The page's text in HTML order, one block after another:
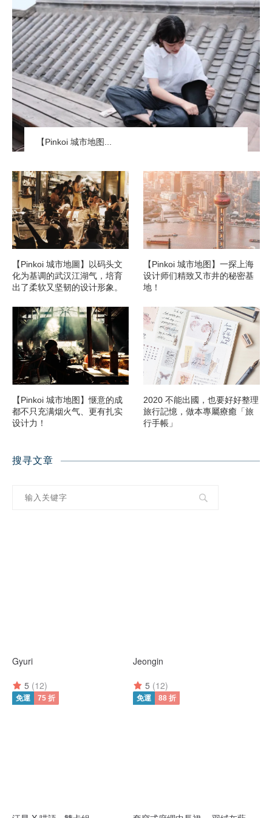
【Pinkoi 城市地图...
【Pinkoi 城市地圖】以码头文
化为基调的武汉江湖气，培育
出了柔软又坚韧的设计形象。
【Pinkoi 城市地图】一探上海
设计师们精致又市井的秘密基
地！
【Pinkoi 城市地图】惬意的成
都不只充满烟火气、更有扎实
设计力！
2020 不能出國，也要好好整理
旅行記憶，做本專屬療癒「旅
行手帳」
搜寻文章